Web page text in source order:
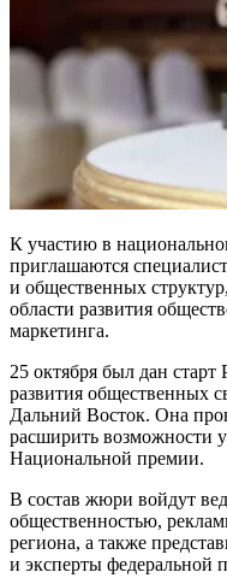
К участию в
приглашаются
и общественных
области развития
маркетинга.
25 октября был дан
развития общественных
Дальний Восток. Она
расширить возможности
Национальной премии.
В состав жюри войдут
общественностью,
региона, а также
и эксперты федеральной